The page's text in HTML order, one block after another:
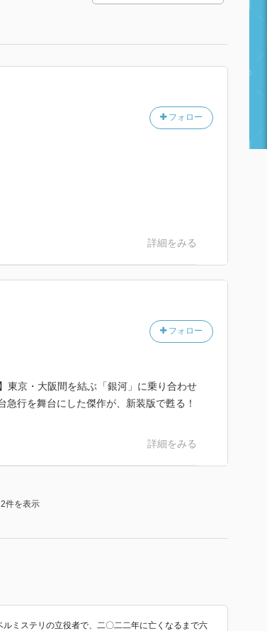
フォロー
詳細をみる
フォロー
東京・大阪間を結ぶ「銀河」に乗り合わせ
行を舞台にした傑作が、新装版で甦る！
詳細をみる
件を表示
ミステリの立役者で、二〇二二年に亡くなるまで六